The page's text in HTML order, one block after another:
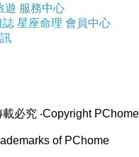
，真是自私啊！男
子懷了他的孩子也
，卻不肯自己離婚
直是得了便宜還賣
遊 服務中心
誌 星座命理 會員中心
載必究 ‧Copyright PChome
of PChome